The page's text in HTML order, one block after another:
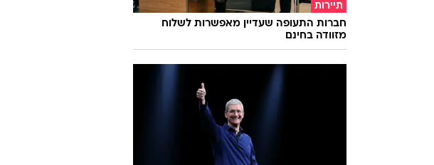
תיירות
חברות התעופה שעדיין מאפשרות לשלוח
מזוודה בחינם